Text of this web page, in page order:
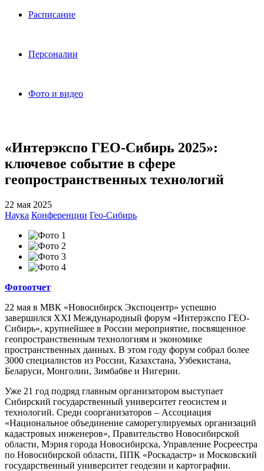
Расписание
Персоналии
Фото и видео
«Интерэкспо ГЕО-Сибирь 2025»:
ключевое событие в сфере
геопространственных технологий
22 мая 2025
Наука Конференции Гео-Сибирь
Фотоотчет
22 мая в МВК «Новосибирск Экспоцентр» успешно
завершился XXI Международный форум «Интерэкспо ГЕО-
Сибирь», крупнейшее в России мероприятие, посвященное
геопространственным технологиям и экономике
пространственных данных. В этом году форум собрал более
3000 специалистов из России, Казахстана, Узбекистана,
Беларуси, Монголии, Зимбабве и Нигерии.
Уже 21 год подряд главным организатором выступает
Сибирский государственный университет геосистем и
технологий. Среди соорганизаторов – Ассоциация
«Национальное объединение саморегулируемых организаций
кадастровых инженеров», Правительство Новосибирской
области, Мэрия города Новосибирска, Управление Росреестра
по Новосибирской области, ППК «Роскадастр» и Московский
государственный университет геодезии и картографии.